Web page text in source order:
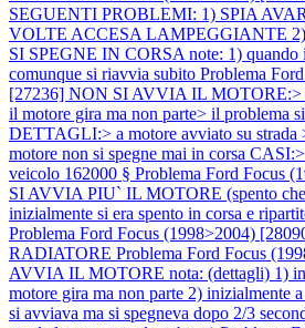
SEGUENTI PROBLEMI: 1) SPIA
VOLTE ACCESA LAMPEGGIANTE
SI SPEGNE IN CORSA note: 1) quando
comunque si riavvia subito Problema
[27236] NON SI AVVIA IL MOTORE:>
il motore gira ma non parte> il problema
DETTAGLI:> a motore avviato su strada
motore non si spegne mai in corsa
veicolo 162000 § Problema Ford Focus
SI AVVIA PIU` IL MOTORE (spento che
inizialmente si era spento in corsa e
Problema Ford Focus (1998>2004)
RADIATORE Problema Ford Focus
AVVIA IL MOTORE nota: (dettagli) 1)
motore gira ma non parte 2) inizialmente
si avviava ma si spegneva dopo 2/3